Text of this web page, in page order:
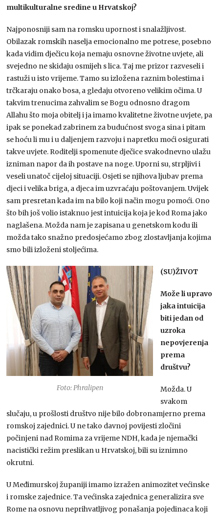
multikulturalne sredine u Hrvatskoj?
Najponosniji sam na romsku upornost i snalažljivost.
Obilazak romskih naselja emocionalno me potrese, posebno
kada vidim dječicu koja nemaju osnovne životne uvjete, ali
svejedno ne skidaju osmijeh s lica. Taj me prizor razveseli i
rastuži u isto vrijeme. Tamo su izložena raznim bolestima i
trčkaraju onako bosa, a gledaju otvoreno velikim očima. U
takvim trenucima zahvalim se Bogu odnosno dragom
Allahu što moja obitelj i ja imamo kvalitetne životne uvjete, pa
ipak se ponekad zabrinem za budućnost svoga sina i pitam
se hoću li mu i u daljenjem razvoju i napretku moći osigurati
takve uvjete. Roditelji spomenute dječice svakodnevno ulažu
izniman napor da ih postave na noge. Uporni su, strpljivi i
veseli unatoč cijeloj situaciji. Osjeti se njihova ljubav prema
djeci i velika briga, a djeca im uzvraćaju poštovanjem. Uvijek
sam presretan kada im na bilo koji način mogu pomoći. Ono
što bih još volio istaknuo jest intuicija koja je kod Roma jako
naglašena. Možda nam je zapisana u genetskom kodu ili
možda tako snažno predosjećamo zbog zlostavljanja kojima
smo bili izloženi stoljećima.
Foto: Phralipen
(SU)ŽIVOT
Može li upravo
jaka intuicija
biti jedan od
uzroka
nepovjerenja
prema
društvu?
Možda. U
svakom
slučaju, u prošlosti društvo nije bilo dobronamjerno prema
romskoj zajednici. U ne tako davnoj povijesti zločini
počinjeni nad Romima za vrijeme NDH, kada je njemački
nacistički režim preslikan u Hrvatskoj, bili su iznimno
okrutni.
U Međimurskoj županiji imamo izražen animozitet većinske
i romske zajednice. Ta većinska zajednica generalizira sve
Rome na osnovu neprihvatljivog ponašanja pojedinaca koji